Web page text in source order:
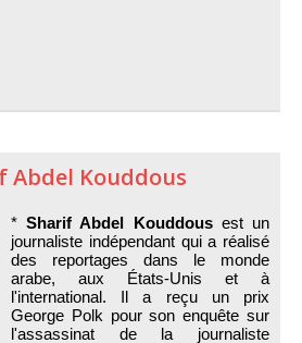
Abdel Kouddous
*Sharif Abdel Kouddousest un
journaliste indépendant qui a réalisé
des reportages dans le monde
arabe, aux États-Unis et à
l'international. Il a reçu un prix
George Polk pour son enquête sur
l'assassinat de la journaliste